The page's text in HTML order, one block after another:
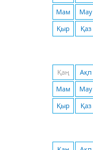
Мам
Мау
Қыр
Қаз
Қаң Ақп
Мам
Мау
Қыр
Қаз